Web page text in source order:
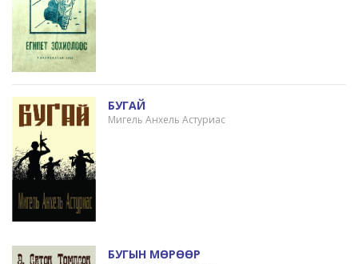
БУГАЙ
Мигель Анхель Астуриас
БУГЫН МӨРӨӨР